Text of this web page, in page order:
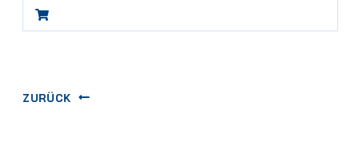
ZURÜCK